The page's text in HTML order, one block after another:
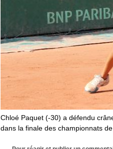
Chloé Paquet (-30) a défendu
dans la finale des championnats